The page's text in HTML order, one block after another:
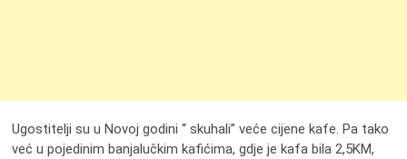
Ugostitelji su u Novoj godini “ skuhali” veće cijene kafe. Pa tako
već u pojedinim banjalučkim kafićima, gdje je kafa bila 2,5KM,